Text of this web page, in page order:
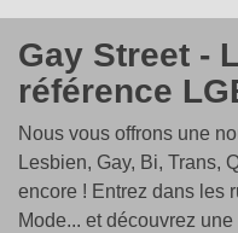
Gay Street -
référence
Nous vous offrons une
Lesbien, Gay, Bi, Trans,
encore ! Entrez dans les
Mode... et découvrez